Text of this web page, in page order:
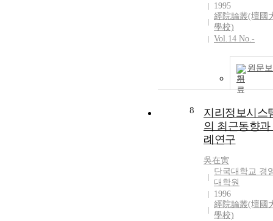
1995
經院論叢(壇國
學校)
Vol.14 No.-
원문보
기
8
지리정보시스
의 최근동향과
례연구
吳在寅
단국대학교 경
대학원
1996
經院論叢(壇國
學校)